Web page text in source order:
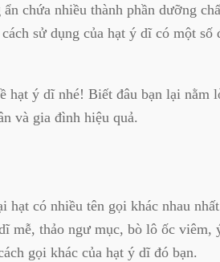
chứa nhiều thành phần dưỡng
sử dụng của hạt ý dĩ có một số
hạt ý dĩ nhé! Biết đâu bạn lại nằm
và gia đình hiệu quả.
có nhiều tên gọi khác nhau
mễ, thảo ngư mục, bò lô ốc viêm,
gọi khác của hạt ý dĩ đó bạn.